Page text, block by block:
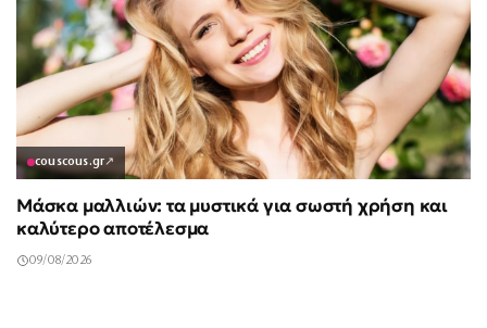
couscous.gr↗
Μάσκα μαλλιών: τα μυστικά για σωστή χρήση και
καλύτερο αποτέλεσμα
09/08/2026